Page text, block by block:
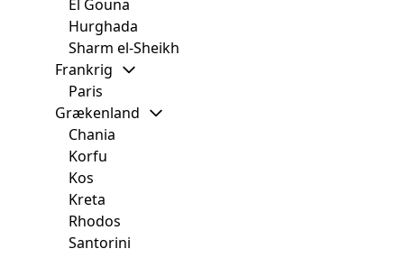
El Gouna
Hurghada
Sharm el-Sheikh
Frankrig
Paris
Grækenland
Chania
Korfu
Kos
Kreta
Rhodos
Santorini